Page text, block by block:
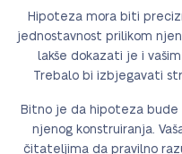
Hipoteza mora biti
jednostavnost prilikom
lakše dokazati je i
Trebalo bi izbjegavati
Bitno je da hipoteza bude
njenog konstruiranja.
čitateljima da pravilno